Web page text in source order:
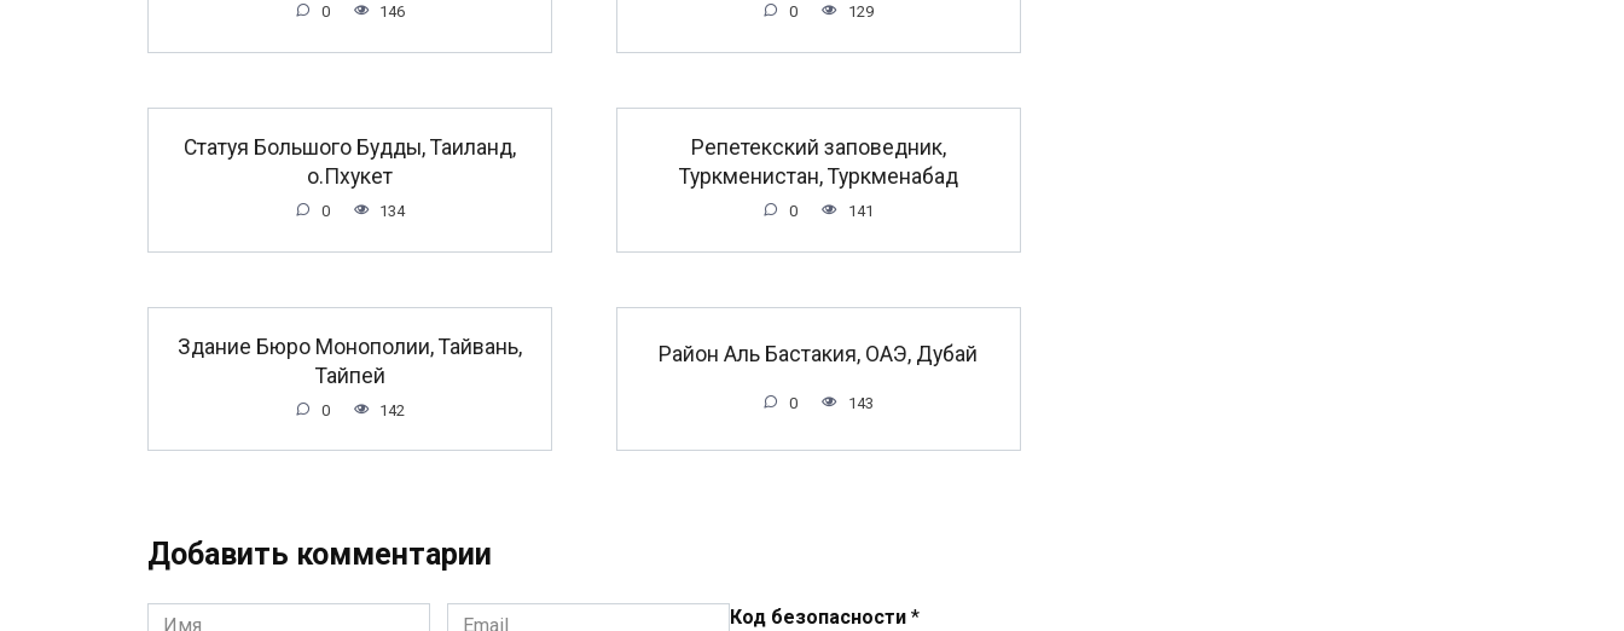
0 146 0 129
Статуя Большого Будды, Таиланд,
о.Пхукет
0 134
Репетекский заповедник,
Туркменистан, Туркменабад
0 141
Здание Бюро Монополии, Тайвань,
Тайпей
0 142
Район Аль Бастакия, ОАЭ, Дубай
0 143
Добавить комментарии
Имя Email Код безопасности *